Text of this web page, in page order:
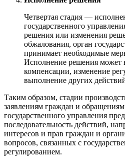
Четвертая стадия —
государственного
решения или изменения
обжалования, орган
принимает необходимые
Исполнение решения может
компенсации, изменение
выполнение других
Таким образом, стадии
заявлениям граждан и
государственного управления
последовательность действий,
интересов и прав граждан и
вопросов, связанных с
регулированием.